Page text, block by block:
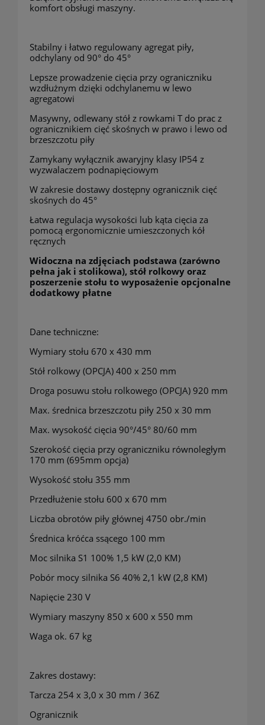
komfort obsługi maszyny.
Stabilny i łatwo regulowany agregat piły,
odchylany od 90° do 45°
Lepsze prowadzenie cięcia przy ograniczniku
wzdłużnym dzięki odchylanemu w lewo
agregatowi
Masywny, odlewany stół z rowkami T do prac z
ogranicznikiem cięć skośnych w prawo i lewo od
brzeszczotu piły
Zamykany wyłącznik awaryjny klasy IP54 z
wyzwalaczem podnapięciowym
W zakresie dostawy dostępny ogranicznik cięć
skośnych do 45°
Łatwa regulacja wysokości lub kąta cięcia za
pomocą ergonomicznie umieszczonych kół
ręcznych
Widoczna na zdjęciach podstawa (zarówno
pełna jak i stolikowa), stół rolkowy oraz
poszerzenie stołu to wyposażenie opcjonalne
dodatkowy płatne
Dane techniczne:
Wymiary stołu 670 x 430 mm
Stół rolkowy (OPCJA) 400 x 250 mm
Droga posuwu stołu rolkowego (OPCJA) 920 mm
Max. średnica brzeszczotu piły 250 x 30 mm
Max. wysokość cięcia 90°/45° 80/60 mm
Szerokość cięcia przy ograniczniku równoległym
170 mm (695mm opcja)
Wysokość stołu 355 mm
Przedłużenie stołu 600 x 670 mm
Liczba obrotów piły głównej 4750 obr./min
Średnica króćca ssącego 100 mm
Moc silnika S1 100% 1,5 kW (2,0 KM)
Pobór mocy silnika S6 40% 2,1 kW (2,8 KM)
Napięcie 230 V
Wymiary maszyny 850 x 600 x 550 mm
Waga ok. 67 kg
Zakres dostawy:
Tarcza 254 x 3,0 x 30 mm / 36Z
Ogranicznik